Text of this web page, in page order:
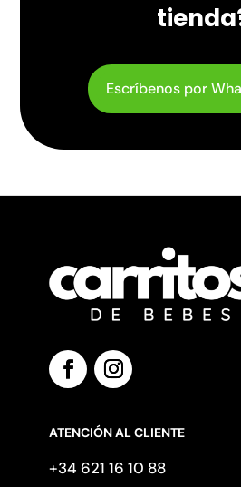
Escríbenos por
ATENCIÓN AL CLIENTE
+34 621 16 10 88